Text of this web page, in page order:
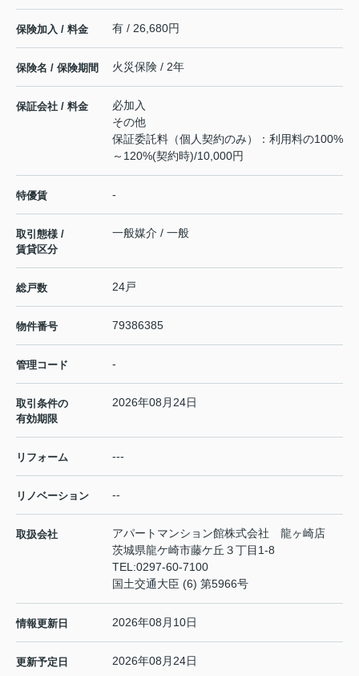
保険加入 / 料金 有 / 26,680円
保険名 / 保険期間 火災保険 / 2年
保証会社 / 料金
必加入
その他
保証委託料（個人契約のみ）：利用料の100%
～120%(契約時)/10,000円
特優賃 -
取引態様 /
賃貸区分
一般媒介 / 一般
総戸数 24戸
物件番号 79386385
管理コード -
取引条件の
有効期限
2026年08月24日
リフォーム ---
リノベーション --
取扱会社
アパートマンション館株式会社 龍ヶ崎店
茨城県龍ケ崎市藤ケ丘３丁目1-8
TEL:0297-60-7100
国土交通大臣 (6) 第5966号
情報更新日 2026年08月10日
更新予定日 2026年08月24日